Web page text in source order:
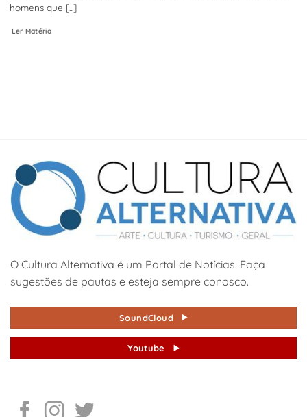
homens que [...]
Ler Matéria
O Cultura Alternativa é um Portal de Notícias. Faça
sugestões de pautas e esteja sempre conosco.
SoundCloud
Youtube